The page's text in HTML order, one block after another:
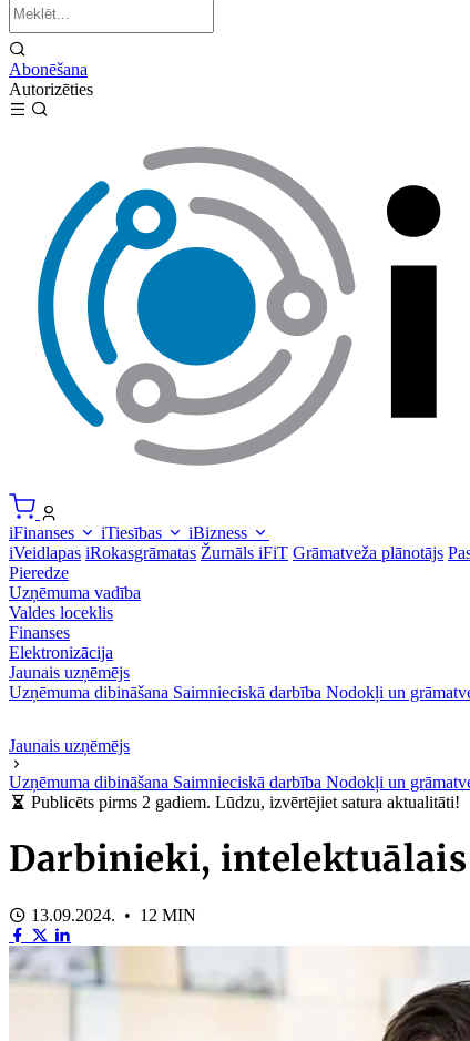
Abonēšana
Autorizēties
iFinanses iTiesības
iBizness
iVeidlapas iRokasgrāmatas Žurnāls iFiT Grāmatveža plānotājs
Pieredze
Uzņēmuma vadība
Valdes loceklis
Finanses
Elektronizācija
Jaunais uzņēmējs
Uzņēmuma dibināšana Saimnieciskā darbība Nodokļi un
Jaunais uzņēmējs
Uzņēmuma dibināšana Saimnieciskā darbība Nodokļi un
Publicēts pirms 2 gadiem. Lūdzu, izvērtējiet satura aktualitāti!
Darbinieki,
13.09.2024. • 12 MIN